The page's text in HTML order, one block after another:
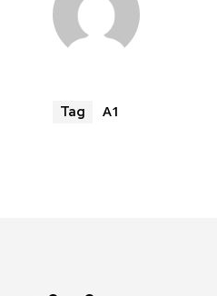
Tag A1